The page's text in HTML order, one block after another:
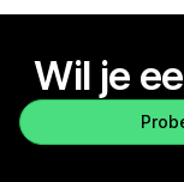
Wil je